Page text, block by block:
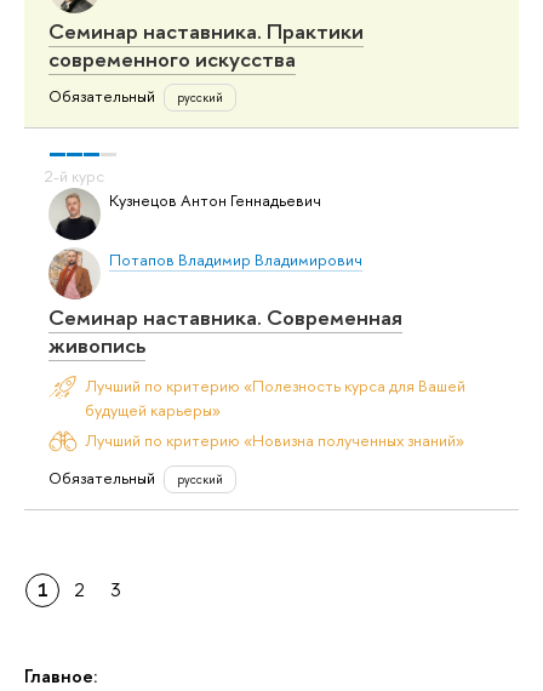
Главное:
Семинар наставника. Практики
современного искусства
Обязательный русский
Кузнецов Антон Геннадьевич
Потапов Владимир Владимирович
Семинар наставника. Современная
живопись
Лучший по критерию «Полезность курса для Вашей
будущей карьеры»
Лучший по критерию «Новизна полученных знаний»
Обязательный
русский
1 2 3